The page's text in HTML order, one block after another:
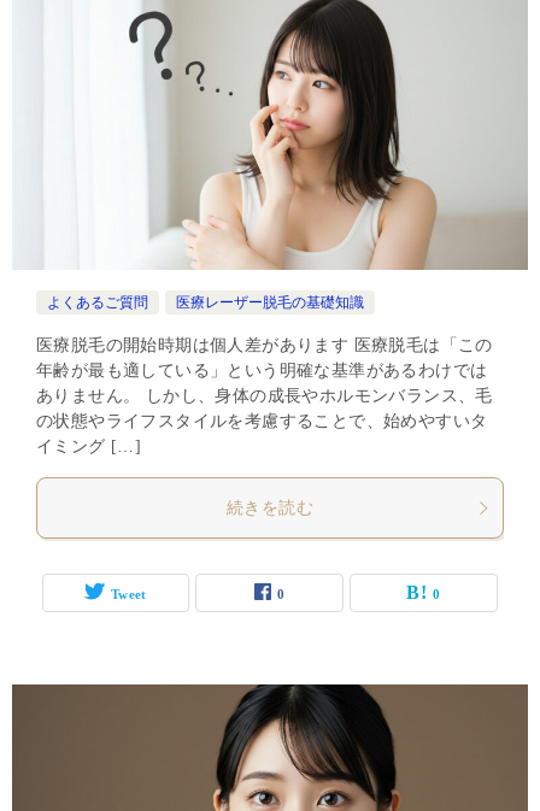
よくあるご質問 医療レーザー脱毛の基礎知識
医療脱毛の開始時期は個人差があります 医療脱毛は「この
年齢が最も適している」という明確な基準があるわけでは
ありません。 しかし、身体の成長やホルモンバランス、毛
の状態やライフスタイルを考慮することで、始めやすいタ
イミング […]
続きを読む
Tweet 0 0